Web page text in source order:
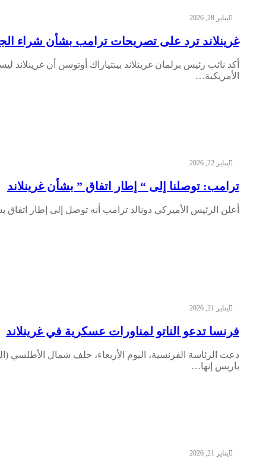
يناير 28, 2026
غرينلاند ترد على تصريحات ترامب بشأن شراء
أكد نائب رئيس برلمان غرينلاند بينتياراك أوتوسن أن
الأمريكية…
يناير 22, 2026
ترامب: توصلنا إلى “ إطار اتفاق ” بشأن غرينلاند
أعلن الرئيس الأميركي دونالد ترامب أنه توصل إلى إطار
يناير 21, 2026
فرنسا تدعو الناتو لمناورات عسكرية في غرينلاند
دعت الرئاسة الفرنسية، اليوم الأربعاء، حلف شمال الأطلسي
باريس إنها…
يناير 21, 2026